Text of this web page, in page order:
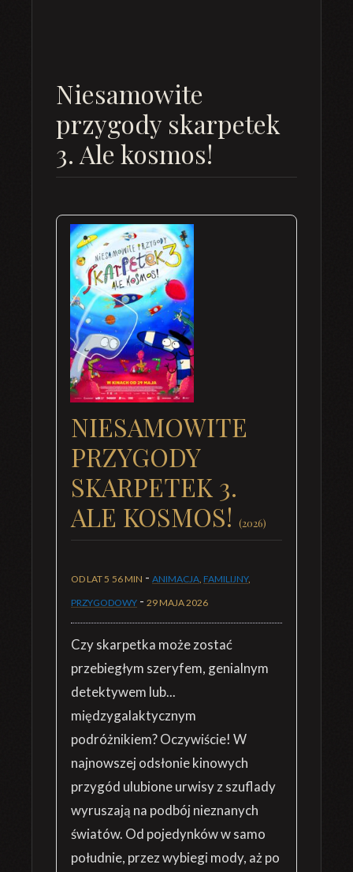
Niesamowite
przygody skarpetek
3. Ale kosmos!
NIESAMOWITE
PRZYGODY
SKARPETEK 3.
ALE KOSMOS! (2026)
OD LAT 5 56 MIN - ANIMACJA, FAMILIJNY,
PRZYGODOWY - 29 MAJA 2026
Czy skarpetka może zostać
przebiegłym szeryfem, genialnym
detektywem lub...
międzygalaktycznym
podróżnikiem? Oczywiście! W
najnowszej odsłonie kinowych
przygód ulubione urwisy z szuflady
wyruszają na podbój nieznanych
światów. Od pojedynków w samo
południe, przez wybiegi mody, aż po